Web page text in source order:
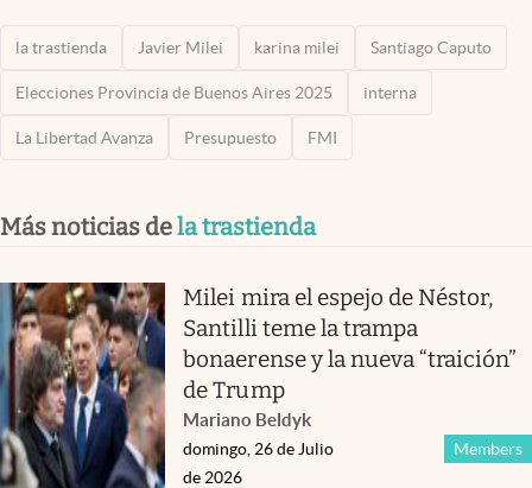
la trastienda Javier Milei karina milei Santiago Caputo
Elecciones Provincia de Buenos Aires 2025 interna
La Libertad Avanza Presupuesto FMI
Más noticias dela trastienda
Milei mira el espejo de Néstor,
Santilli teme la trampa
bonaerense y la nueva “traición”
de Trump
Mariano Beldyk
Members
domingo, 26 de Julio
de 2026